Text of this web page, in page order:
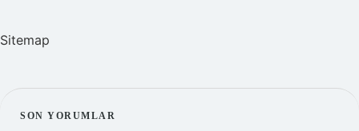
Sitemap
SON YORUMLAR